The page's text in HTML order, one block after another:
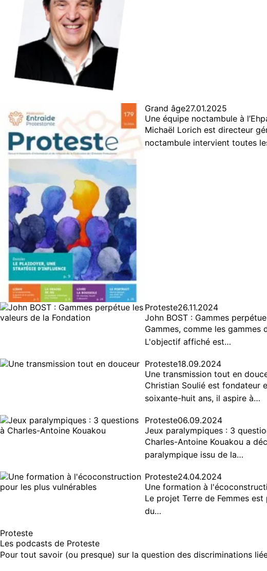
Grand âge27.01.2025
Une équipe noctambule à
Michaël Lorich est directeur
noctambule intervient toutes
Proteste26.11.2024
John BOST : Gammes
Gammes, comme les
L'objectif affiché est…
Proteste18.09.2024
Une transmission tout en
Christian Soulié est fondateur
soixante-huit ans, il aspire à…
Proteste06.09.2024
Jeux paralympiques : 3
Charles-Antoine Kouakou a
paralympique issu de la…
Proteste24.04.2024
Une formation à
Le projet Terre de Femmes
du…
Proteste
Les podcasts de Proteste
Pour tout savoir (ou presque) sur la question des discriminations